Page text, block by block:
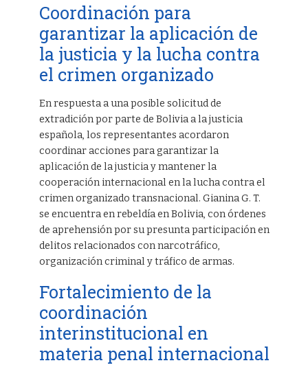
Coordinación para
garantizar la aplicación de
la justicia y la lucha contra
el crimen organizado
En respuesta a una posible solicitud de
extradición por parte de Bolivia a la justicia
española, los representantes acordaron
coordinar acciones para garantizar la
aplicación de la justicia y mantener la
cooperación internacional en la lucha contra el
crimen organizado transnacional. Gianina G. T.
se encuentra en rebeldía en Bolivia, con órdenes
de aprehensión por su presunta participación en
delitos relacionados con narcotráfico,
organización criminal y tráfico de armas.
Fortalecimiento de la
coordinación
interinstitucional en
materia penal internacional